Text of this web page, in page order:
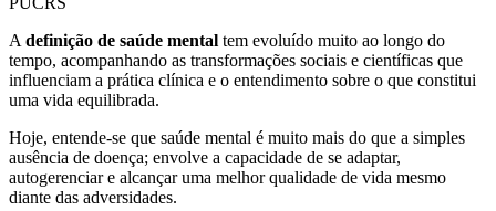
A definição de saúde mental tem evoluído muito ao longo do
tempo, acompanhando as transformações sociais e científicas que
influenciam a prática clínica e o entendimento sobre o que constitui
uma vida equilibrada.
Hoje, entende-se que saúde mental é muito mais do que a simples
ausência de doença; envolve a capacidade de se adaptar,
autogerenciar e alcançar uma melhor qualidade de vida mesmo
diante das adversidades.